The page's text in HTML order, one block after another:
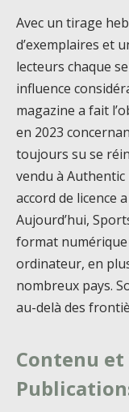
Avec un tirage
d’exemplaires et
lecteurs chaque
influence
magazine a fait
en 2023
toujours su se
vendu à
accord de licence
Aujourd’hui,
format
ordinateur, en
nombreux pays.
au-delà des
Contenu